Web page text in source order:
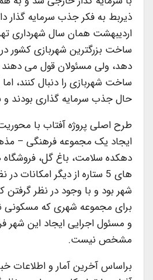
ذیربط به فکر جذب سرمایه گذار
اردیبهشت همان سال شهرداری
ساخت بزرگترین شهربازی کشور
ساخت شهربازی را دنبال کنند،
حال جذب سرمایه گذاری بودند و
طرح اصلی پروژه آفتاب با
ایجاد یک مجموعه فرهنگی –
دهکده سلامت، باغ گل،
های 5 ستاره از دیگر امکانات
شهر بود و با وجود در نظر گرفتن
برای مجموعه شهری که مسکونی
و مسئول اجرایی ایجاد این شهر
مشخص نیست.
براساس آخرین آمار و اطلاعات